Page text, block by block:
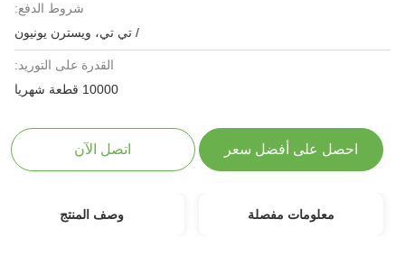
شروط الدفع:
/ تي تي، ويسترن يونيون
القدرة على التوريد:
10000 قطعة شهريا
احصل على أفضل سعر اتصل الآن
معلومات مفصلة وصف المنتج